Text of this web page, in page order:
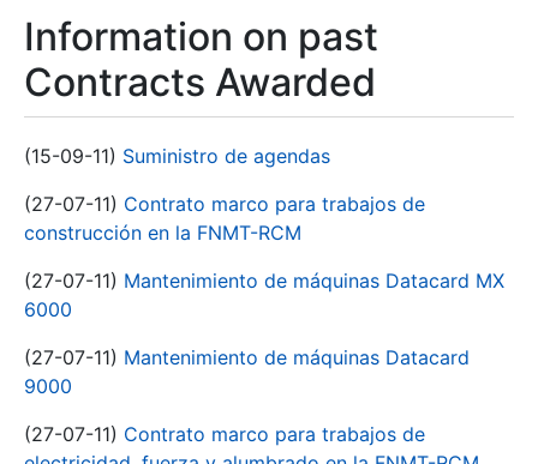
Information on past
Contracts Awarded
(15-09-11) Suministro de agendas
(27-07-11) Contrato marco para trabajos de
construcción en la FNMT-RCM
(27-07-11) Mantenimiento de máquinas Datacard MX
6000
(27-07-11) Mantenimiento de máquinas Datacard
9000
(27-07-11) Contrato marco para trabajos de